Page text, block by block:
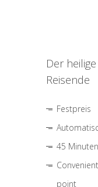
Der
Reisende
Festpreis
45
point